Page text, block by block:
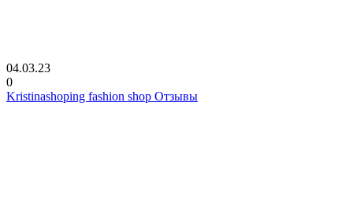
04.03.23
0
Kristinashoping fashion shop Отзывы